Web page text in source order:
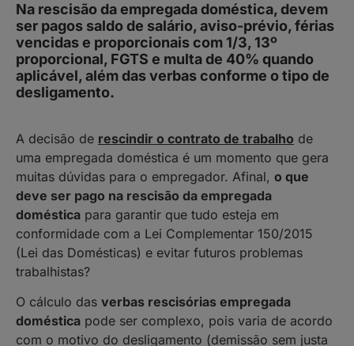
Na rescisão da empregada doméstica, devem
ser pagos saldo de salário, aviso-prévio, férias
vencidas e proporcionais com 1/3, 13º
proporcional, FGTS e multa de 40% quando
aplicável, além das verbas conforme o tipo de
desligamento.
A decisão de rescindir o contrato de trabalho de
uma empregada doméstica é um momento que gera
muitas dúvidas para o empregador. Afinal, o que
deve ser pago na rescisão da empregada
doméstica para garantir que tudo esteja em
conformidade com a Lei Complementar 150/2015
(Lei das Domésticas) e evitar futuros problemas
trabalhistas?
O cálculo das verbas rescisórias empregada
doméstica pode ser complexo, pois varia de acordo
com o motivo do desligamento (demissão sem justa